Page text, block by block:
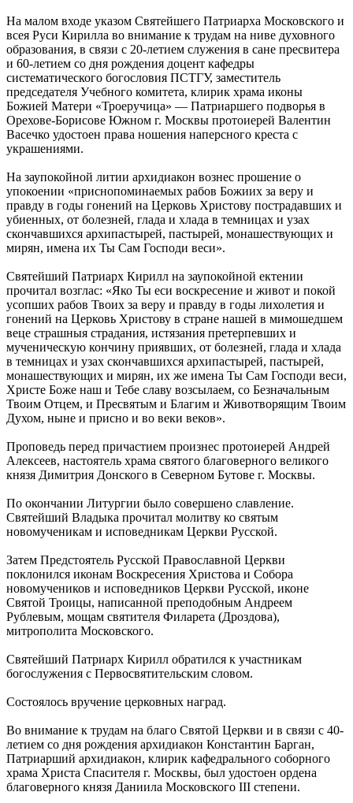
На малом входе указом Святейшего Патриарха Московского и
всея Руси Кирилла во внимание к трудам на ниве духовного
образования, в связи с 20-летием служения в сане пресвитера
и 60-летием со дня рождения доцент кафедры
систематического богословия ПСТГУ, заместитель
председателя Учебного комитета, клирик храма иконы
Божией Матери «Троеручица» — Патриаршего подворья в
Орехове-Борисове Южном г. Москвы протоиерей Валентин
Васечко удостоен права ношения наперсного креста с
украшениями.
На заупокойной литии архидиакон вознес прошение о
упокоении «приснопоминаемых рабов Божиих за веру и
правду в годы гонений на Церковь Христову пострадавших и
убиенных, от болезней, глада и хлада в темницах и узах
скончавшихся архипастырей, пастырей, монашествующих и
мирян, имена их Ты Сам Господи веси».
Святейший Патриарх Кирилл на заупокойной ектении
прочитал возглас: «Яко Ты еси воскресение и живот и покой
усопших рабов Твоих за веру и правду в годы лихолетия и
гонений на Церковь Христову в стране нашей в мимошедшем
веце страшныя страдания, истязания претерпевших и
мученическую кончину приявших, от болезней, глада и хлада
в темницах и узах скончавшихся архипастырей, пастырей,
монашествующих и мирян, их же имена Ты Сам Господи веси,
Христе Боже наш и Тебе славу возсылаем, со Безначальным
Твоим Отцем, и Пресвятым и Благим и Животворящим Твоим
Духом, ныне и присно и во веки веков».
Проповедь перед причастием произнес протоиерей Андрей
Алексеев, настоятель храма святого благоверного великого
князя Димитрия Донского в Северном Бутове г. Москвы.
По окончании Литургии было совершено славление.
Святейший Владыка прочитал молитву ко святым
новомученикам и исповедникам Церкви Русской.
Затем Предстоятель Русской Православной Церкви
поклонился иконам Воскресения Христова и Собора
новомучеников и исповедников Церкви Русской, иконе
Святой Троицы, написанной преподобным Андреем
Рублевым, мощам святителя Филарета (Дроздова),
митрополита Московского.
Святейший Патриарх Кирилл обратился к участникам
богослужения с Первосвятительским словом.
Состоялось вручение церковных наград.
Во внимание к трудам на благо Святой Церкви и в связи с 40-
летием со дня рождения архидиакон Константин Барган,
Патриарший архидиакон, клирик кафедрального соборного
храма Христа Спасителя г. Москвы, был удостоен ордена
благоверного князя Даниила Московского III степени.